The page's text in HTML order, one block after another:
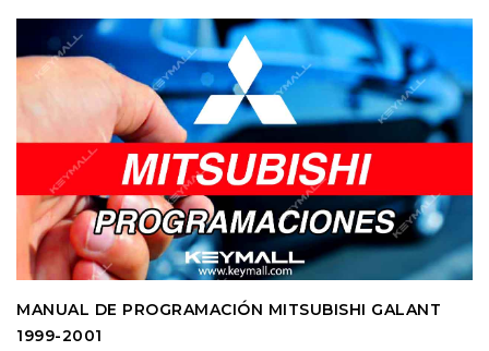
MANUAL DE PROGRAMACIÓN MITSUBISHI GALANT
1999-2001